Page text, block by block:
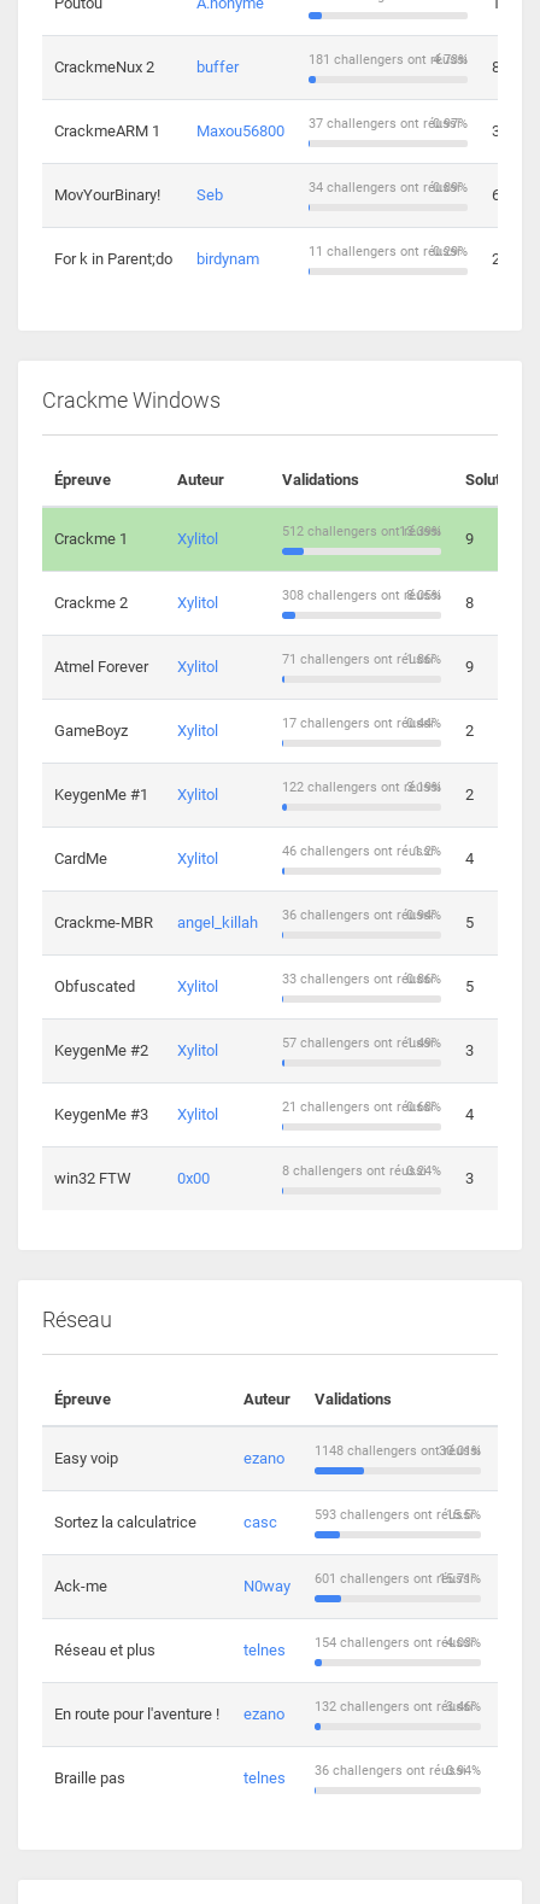
CrackmeNux 2 buffer 4.73%
181 challengers ont réussi 8
CrackmeARM 1 Maxou56800 0.97%
37 challengers ont réussi 3
MovYourBinary! Seb 0.89%
34 challengers ont réussi 6
For k in Parent;do birdynam 0.29%
11 challengers ont réussi 2
Crackme Windows
Épreuve Auteur Validations Solutions
Crackme 1 Xylitol 13.39%
512 challengers ont réussi 9
Crackme 2 Xylitol 8.05%
308 challengers ont réussi 8
Atmel Forever Xylitol 1.86%
71 challengers ont réussi 9
GameBoyz Xylitol 0.44%
17 challengers ont réussi 2
KeygenMe #1 Xylitol 3.19%
122 challengers ont réussi 2
CardMe Xylitol 1.2%
46 challengers ont réussi 4
Crackme-MBR angel_killah 0.94%
36 challengers ont réussi 5
Obfuscated Xylitol 0.86%
33 challengers ont réussi 5
KeygenMe #2 Xylitol 1.49%
57 challengers ont réussi 3
KeygenMe #3 Xylitol 0.68%
21 challengers ont réussi 4
win32 FTW 0x00 0.24%
8 challengers ont réussi 3
Réseau
Épreuve Auteur Validations
Easy voip ezano 30.01%
1148 challengers ont réussi
Sortez la calculatrice casc 15.5%
593 challengers ont réussi
Ack-me N0way 15.71%
601 challengers ont réussi
Réseau et plus telnes 4.03%
154 challengers ont réussi
En route pour l'aventure ! ezano 3.46%
132 challengers ont réussi
Braille pas telnes 0.94%
36 challengers ont réussi